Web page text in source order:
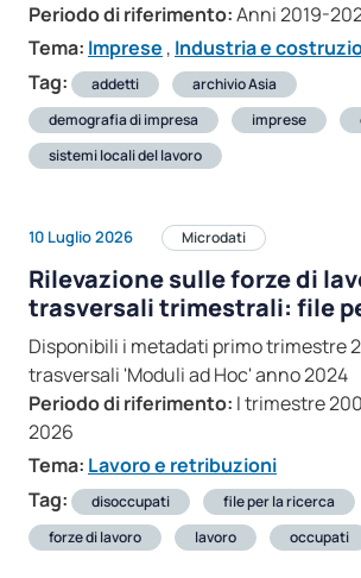
Periodo di riferimento:Anni 2019-
Tema: Imprese , Industria e
Tag:
addetti
archivio Asia
demografia di impresa
imprese
sistemi locali del lavoro
10 Luglio 2026 Microdati
Rilevazione sulle forze di
trasversali trimestrali: file
Disponibili i metadati primo trimestre
trasversali 'Moduli ad Hoc' anno 2024
Periodo di riferimento: I trimestre
2026
Tema: Lavoro e retribuzioni
Tag:
disoccupati
file per la ricerca
forze di lavoro
lavoro occupati